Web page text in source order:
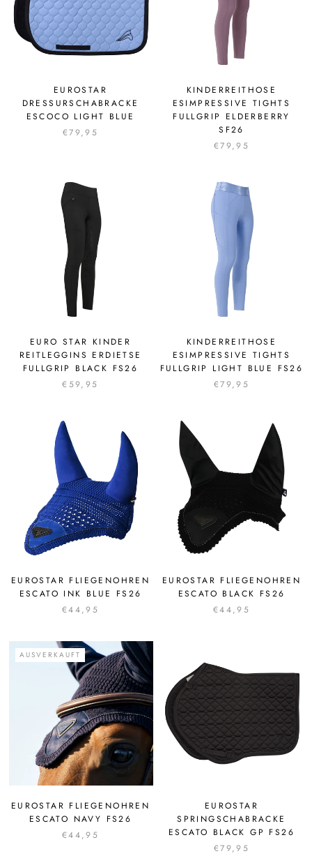
EUROSTAR
DRESSURSCHABRACKE
ESCOCO LIGHT BLUE
€79,95
KINDERREITHOSE
ESIMPRESSIVE TIGHTS
FULLGRIP ELDERBERRY
SF26
€79,95
EURO STAR KINDER
REITLEGGINS ERDIETSE
FULLGRIP BLACK FS26
€59,95
KINDERREITHOSE
ESIMPRESSIVE TIGHTS
FULLGRIP LIGHT BLUE FS26
€79,95
EUROSTAR FLIEGENOHREN
ESCATO INK BLUE FS26
€44,95
EUROSTAR FLIEGENOHREN
ESCATO BLACK FS26
€44,95
AUSVERKAUFT
EUROSTAR FLIEGENOHREN
ESCATO NAVY FS26
€44,95
EUROSTAR
SPRINGSCHABRACKE
ESCATO BLACK GP FS26
€79,95